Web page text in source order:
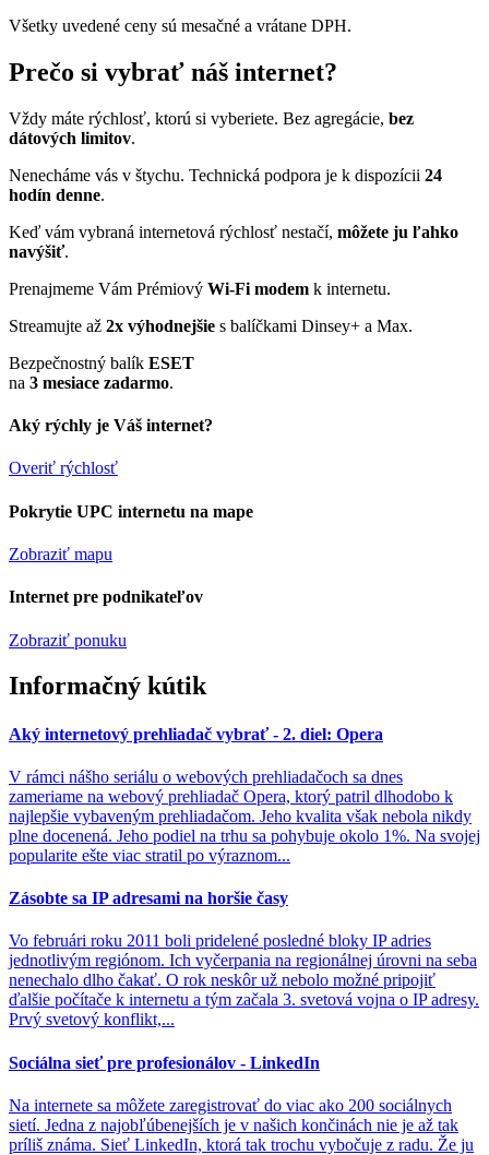
Všetky uvedené ceny sú mesačné a vrátane DPH.
Prečo si vybrať náš internet?
Vždy máte rýchlosť, ktorú si vyberiete. Bez agregácie, bez
dátových limitov.
Nenecháme vás v štychu. Technická podpora je k dispozícii 24
hodín denne.
Keď vám vybraná internetová rýchlosť nestačí, môžete ju ľahko
navýšiť.
Prenajmeme Vám Prémiový Wi-Fi modem k internetu.
Streamujte až 2x výhodnejšie s balíčkami Dinsey+ a Max.
Bezpečnostný balík ESET
na 3 mesiace zadarmo.
Aký rýchly je Váš internet?
Overiť rýchlosť
Pokrytie UPC internetu na mape
Zobraziť mapu
Internet pre podnikateľov
Zobraziť ponuku
Informačný kútik
Aký internetový prehliadač vybrať - 2. diel: Opera
V rámci nášho seriálu o webových prehliadačoch sa dnes
zameriame na webový prehliadač Opera, ktorý patril dlhodobo k
najlepšie vybaveným prehliadačom. Jeho kvalita však nebola nikdy
plne docenená. Jeho podiel na trhu sa pohybuje okolo 1%. Na svojej
popularite ešte viac stratil po výraznom...
Zásobte sa IP adresami na horšie časy
Vo februári roku 2011 boli pridelené posledné bloky IP adries
jednotlivým regiónom. Ich vyčerpania na regionálnej úrovni na seba
nenechalo dlho čakať. O rok neskôr už nebolo možné pripojiť
ďalšie počítače k internetu a tým začala 3. svetová vojna o IP adresy.
Prvý svetový konflikt,...
Sociálna sieť pre profesionálov - LinkedIn
Na internete sa môžete zaregistrovať do viac ako 200 sociálnych
sietí. Jedna z najobľúbenejších je v našich končinách nie je až tak
príliš známa. Sieť LinkedIn, ktorá tak trochu vybočuje z radu. Že ju